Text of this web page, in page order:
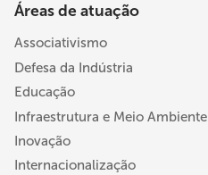
Áreas de atuação
Associativismo
Defesa da Indústria
Educação
Infraestrutura e Meio Ambiente
Inovação
Internacionalização